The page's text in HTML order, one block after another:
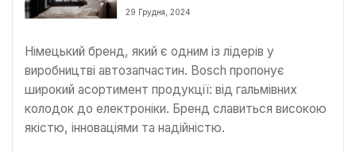
29 Грудня, 2024
Німецький бренд, який є одним із лідерів у
виробництві автозапчастин. Bosch пропонує
широкий асортимент продукції: від гальмівних
колодок до електроніки. Бренд славиться високою
якістю, інноваціями та надійністю.